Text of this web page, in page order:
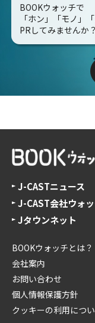
BOOKウォッチで
「ホン」「モノ」
PRしてみませんか？
J-CASTニュース
J-CAST会社ウォ
Jタウンネット
BOOKウォッチとは？
会社案内
お問い合わせ
個人情報保護方針
クッキーの利用につ